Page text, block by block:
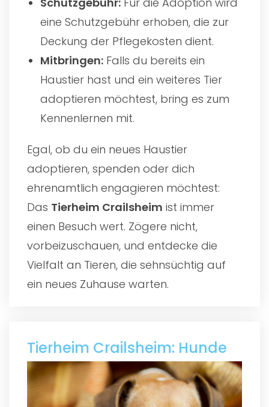
eine Schutzgebühr erhoben, die zur
Deckung der Pflegekosten dient.
Mitbringen: Falls du bereits ein
Haustier hast und ein weiteres Tier
adoptieren möchtest, bring es zum
Kennenlernen mit.
Egal, ob du ein neues Haustier
adoptieren, spenden oder dich
ehrenamtlich engagieren möchtest:
Das Tierheim Crailsheim ist immer
einen Besuch wert. Zögere nicht,
vorbeizuschauen, und entdecke die
Vielfalt an Tieren, die sehnsüchtig auf
ein neues Zuhause warten.
Tierheim Crailsheim: Hunde